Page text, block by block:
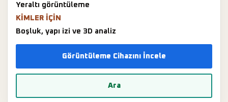
Yeraltı görüntüleme
KIMLER IÇIN
Boşluk, yapı izi ve 3D analiz
Görüntüleme Cihazını İncele
Ara